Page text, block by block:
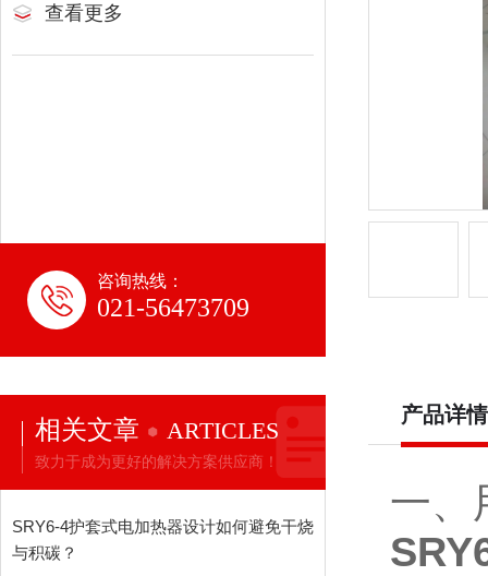
查看更多
咨询热线：
021-56473709
相关文章 ARTICLES
致力于成为更好的解决方案供应商！
SRY6-4护套式电加热器设计如何避免干烧
与积碳？
产品详情
一、